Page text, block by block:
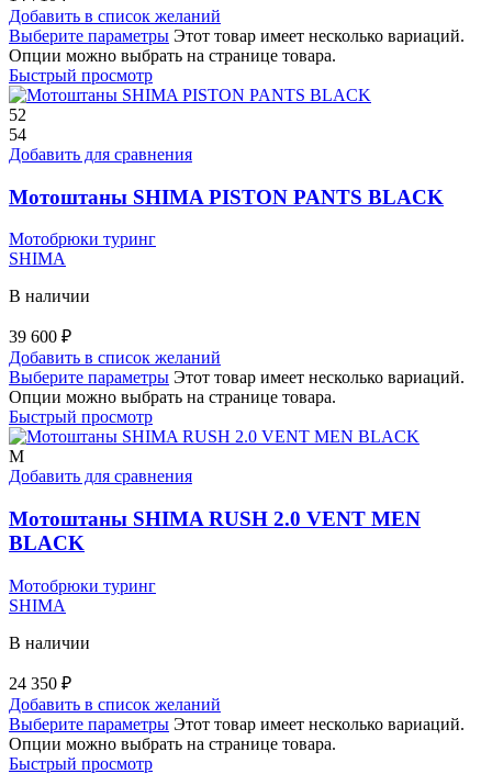
Добавить в список желаний
Выберите параметры Этот товар имеет несколько вариаций.
Опции можно выбрать на странице товара.
Быстрый просмотр
52
54
Добавить для сравнения
Мотоштаны SHIMA PISTON PANTS BLACK
Мотобрюки туринг
SHIMA
В наличии
39 600 ₽
Добавить в список желаний
Выберите параметры Этот товар имеет несколько вариаций.
Опции можно выбрать на странице товара.
Быстрый просмотр
M
Добавить для сравнения
Мотоштаны SHIMA RUSH 2.0 VENT MEN
BLACK
Мотобрюки туринг
SHIMA
В наличии
24 350 ₽
Добавить в список желаний
Выберите параметры Этот товар имеет несколько вариаций.
Опции можно выбрать на странице товара.
Быстрый просмотр